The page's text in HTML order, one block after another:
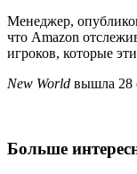
Менеджер,
что Amazon
игроков, которые
New World вышла 28
Больше